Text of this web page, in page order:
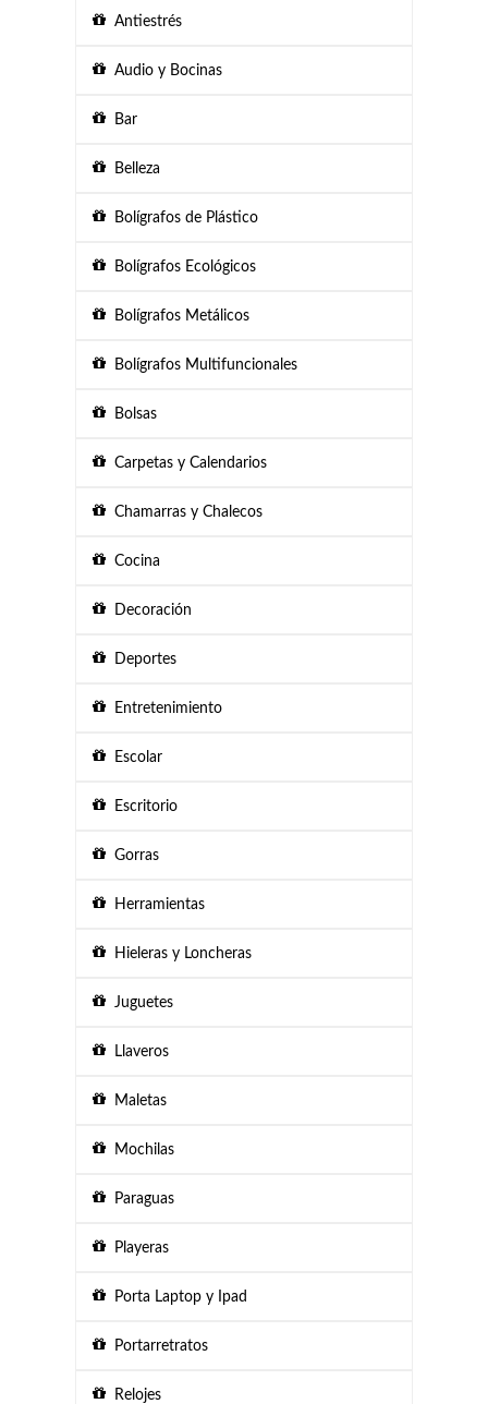
Antiestrés
Audio y Bocinas
Bar
Belleza
Bolígrafos de Plástico
Bolígrafos Ecológicos
Bolígrafos Metálicos
Bolígrafos Multifuncionales
Bolsas
Carpetas y Calendarios
Chamarras y Chalecos
Cocina
Decoración
Deportes
Entretenimiento
Escolar
Escritorio
Gorras
Herramientas
Hieleras y Loncheras
Juguetes
Llaveros
Maletas
Mochilas
Paraguas
Playeras
Porta Laptop y Ipad
Portarretratos
Relojes